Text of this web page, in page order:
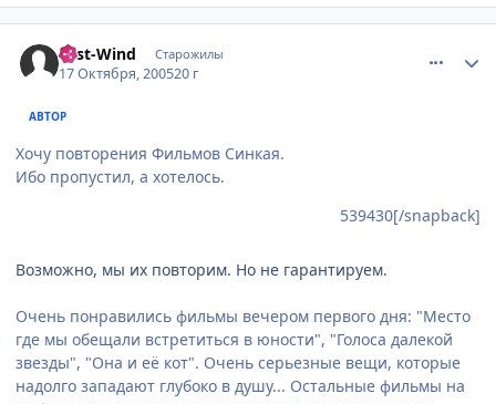
East-Wind Старожилы
17 Октября, 200520 г
АВТОР
Хочу повторения Фильмов Синкая.
Ибо пропустил, а хотелось.
539430[/snapback]
Возможно, мы их повторим. Но не гарантируем.
Очень понравились фильмы вечером первого дня: "Место
где мы обещали встретиться в юности", "Голоса далекой
звезды", "Она и её кот". Очень серьезные вещи, которые
надолго западают глубоко в душу... Остальные фильмы на